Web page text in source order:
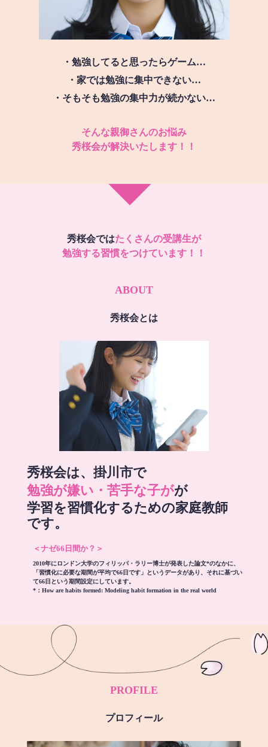
・勉強してると思ったらゲーム…
・家では勉強に集中できない…
・そもそも勉強の集中力が続かない…
そんな親御さんのお悩み
秀桜会が解決いたします！！
秀桜会ではたくさんの受講生が
勉強する習慣をつけています！！
ABOUT
秀桜会とは
秀桜会は、掛川市で
勉強が嫌い・苦手な子がが
学習を習慣化するための家庭教師
です。
＜ナゼ66日間か？＞
2010年にロンドン大学のフィリッパ・ラリー博士が発表した論文*のなかに、
「習慣化に必要な期間が平均で66日です」というデータがあり、それに基づい
て66日という期間設定にしています。
*： How are habits formed: Modeling habit formation in the real world
PROFILE
プロフィール